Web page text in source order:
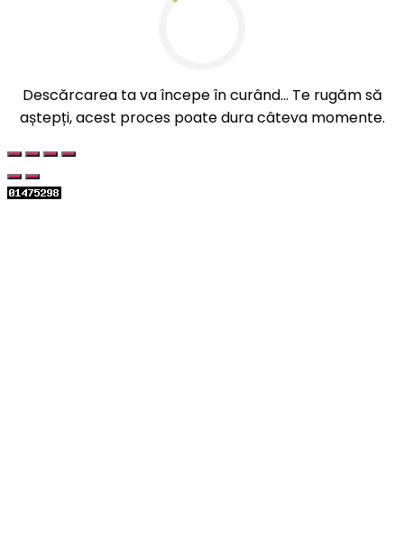
Descărcarea ta va începe în curând... Te rugăm să
aștepți, acest proces poate dura câteva momente.